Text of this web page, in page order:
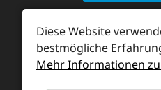
Zahlung
Diese Website
bestmögliche
Mehr Informationen